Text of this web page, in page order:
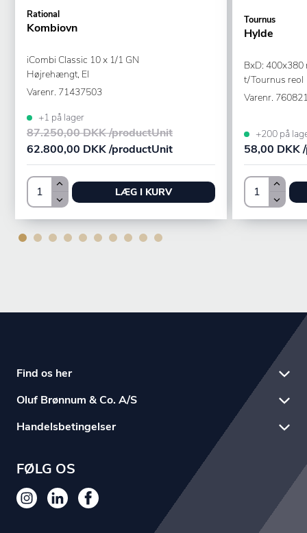
Rational
Kombiovn
iCombi Classic 10 x 1/1 GN
Højrehængt, El
Varenr. 71437503
+1 på lager
87.250,00 DKK /productUnit
62.800,00 DKK /productUnit
LÆG I KURV
Tournus
Hylde
BxD: 400x380
t/Tournus reol
Varenr.
+200 på
58,00 DKK
Find os her
Oluf Brønnum & Co. A/S
Handelsbetingelser
FØLG OS